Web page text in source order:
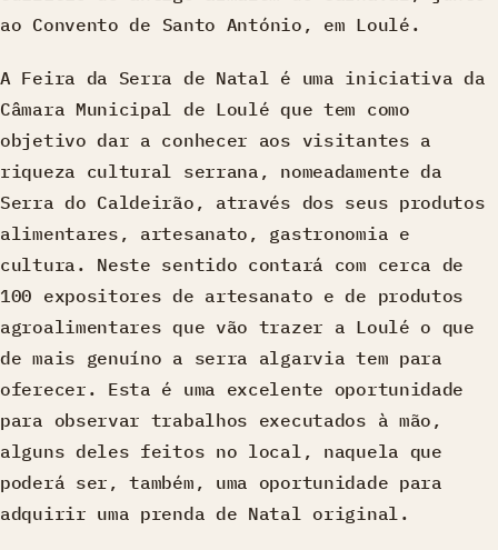
ao Convento de Santo António , em Loulé.
A Feira da Serra de Natal é uma iniciativa da
Câmara Municipal de Loulé que tem como
objetivo dar a conhecer aos visitantes a
riqueza cultural serrana, nomeadamente da
Serra do Caldeirão, através dos seus produtos
alimentares, artesanato, gastronomia e
cultura. Neste sentido contará com cerca de
100 expositores de artesanato e de produtos
agroalimentares que vão trazer a Loulé o que
de mais genuíno a serra algarvia tem para
oferecer. Esta é uma excelente oportunidade
para observar trabalhos executados à mão,
alguns deles feitos no local, naquela que
poderá ser, também, uma oportunidade para
adquirir uma prenda de Natal original.